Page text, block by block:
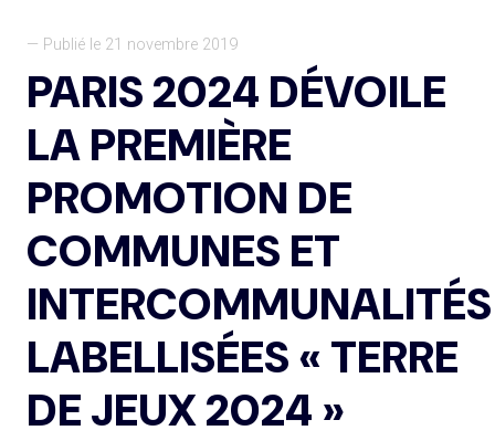
— Publié le 21 novembre 2019
PARIS 2024 DÉVOILE
LA PREMIÈRE
PROMOTION DE
COMMUNES ET
INTERCOMMUNALITÉS
LABELLISÉES « TERRE
DE JEUX 2024 »